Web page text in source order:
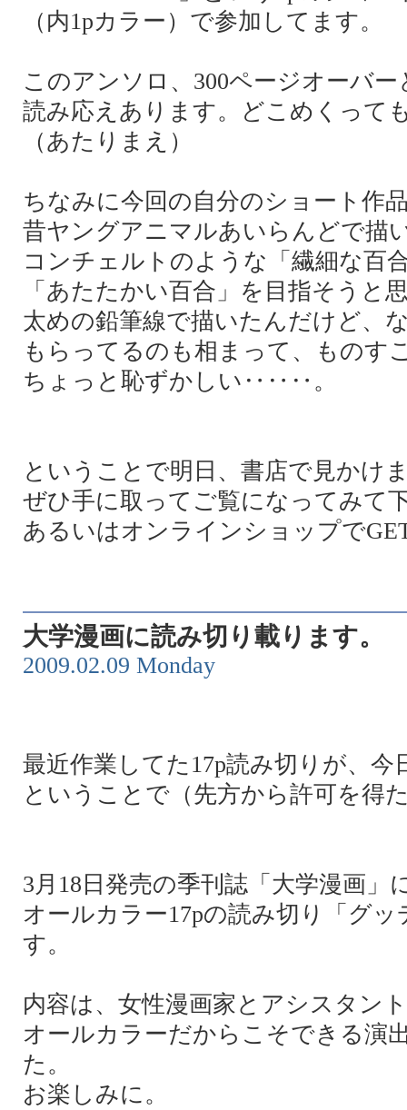
（内1pカラー）で参加してます。
このアンソロ、300ページオーバ
読み応えあります。どこめくって
（あたりまえ）
ちなみに今回の自分のショート作
昔ヤングアニマルあいらんどで描
コンチェルトのような「繊細な百
「あたたかい百合」を目指そうと
太めの鉛筆線で描いたんだけど、
もらってるのも相まって、もの
ちょっと恥ずかしい‥‥‥。
ということで明日、書店で見かけ
ぜひ手に取ってご覧になってみて
あるいはオンラインショップで
大学漫画に読み切り載ります。
2009.02.09 Monday
最近作業してた17p読み切りが、今
ということで（先方から許可を得
3月18日発売の季刊誌「大学漫画」
オールカラー17pの読み切り「グ
す。
内容は、女性漫画家とアシスタン
オールカラーだからこそできる演
た。
お楽しみに。